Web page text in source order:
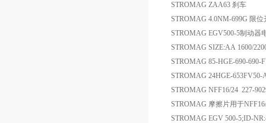
STROMAG ZAA63 刹车
STROMAG 4.0NM-699G 限位
STROMAG EGV500-5制动器
STROMAG SIZE:AA 1600/
STROMAG 85-HGE-690-690-
STROMAG 24HGE-653FV50-
STROMAG NFF16/24 227-
STROMAG 摩擦片用于NFF16/
STROMAG EGV 500-5;ID-